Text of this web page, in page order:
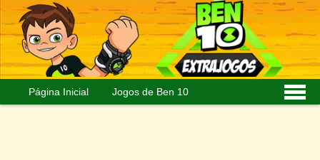
Página Inicial Jogos de Ben 10